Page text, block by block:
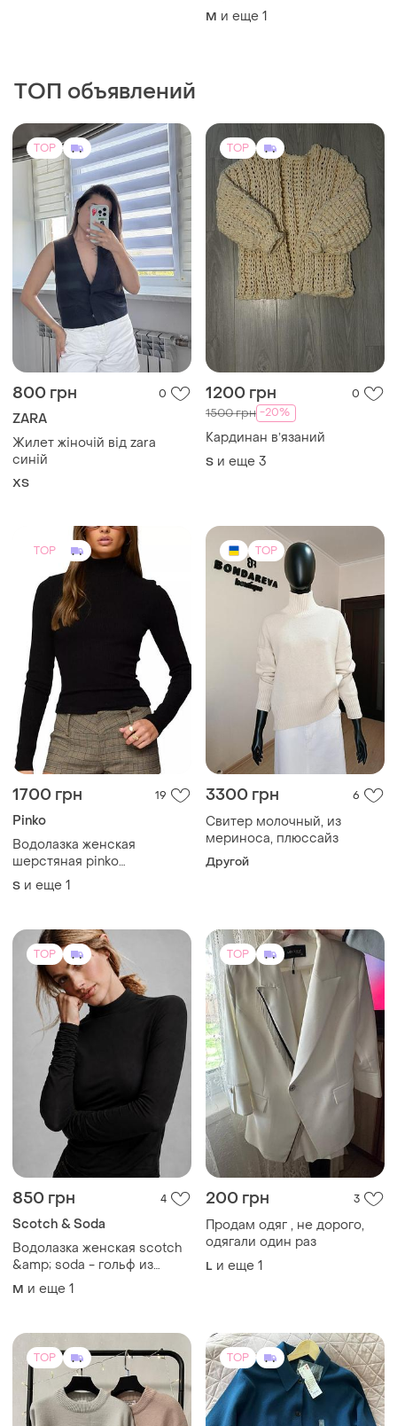
M и еще 1
ТОП объявлений
TOP
800 грн 0
ZARA
Жилет жіночій від zara
синій
ХS
TOP
1200 грн 0
1500 грн -20%
Кардинан вʼязаний
S и еще 3
TOP
1700 грн 19
Pinko
Водолазка женская
шерстяная pinko
бесшовная черная свитер
гольф шерстяной черный
m
S и еще 1
TOP
3300 грн 6
Свитер молочный, из
мериноса, плюссайз
Другой
TOP
850 грн 4
Scotch & Soda
Водолазка женская scotch
&amp; soda - гольф из
тонкого трикотажного
лиоцелла l
M и еще 1
TOP
200 грн 3
Продам одяг , не дорого,
одягали один раз
L и еще 1
TOP TOP